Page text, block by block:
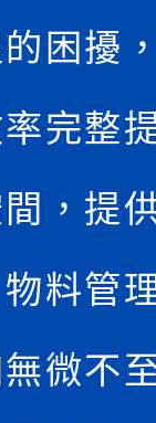
困擾
完整
，提
料管
微不